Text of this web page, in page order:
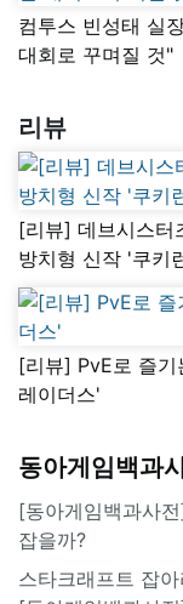
컴투스 빈성태 실
대회로 꾸며질 것"
리뷰
[리뷰] 데브시스터
방치형 신작 '쿠키
[리뷰] PvE로 즐
레이더스'
동아게임백과
[동아게임백과사
잡을까?
스타크래프트 잡